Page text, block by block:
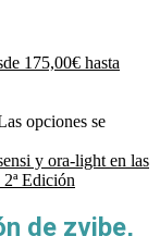
175,00€ hasta
opciones se
de zvibe,